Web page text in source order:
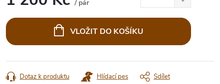
/ pár
cena:
VLOŽIT DO KOŠÍKU
Dotaz k produktu Hlídací pes Sdílet